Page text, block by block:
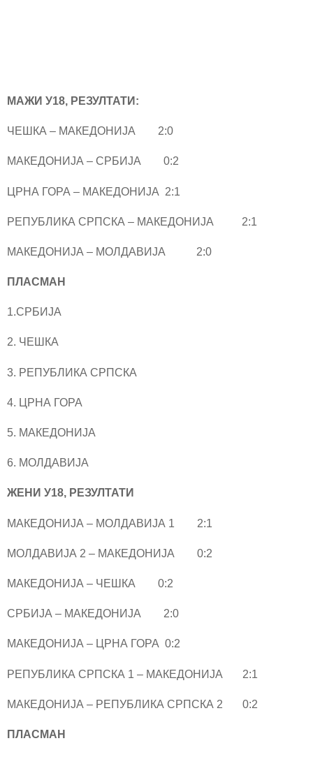
МАЖИ У18, РЕЗУЛТАТИ:
ЧЕШКА – МАКЕДОНИЈА 2:0
МАКЕДОНИЈА – СРБИЈА 0:2
ЦРНА ГОРА – МАКЕДОНИЈА 2:1
РЕПУБЛИКА СРПСКА – МАКЕДОНИЈА 2:1
МАКЕДОНИЈА – МОЛДАВИЈА 2:0
ПЛАСМАН
1.СРБИЈА
2. ЧЕШКА
3. РЕПУБЛИКА СРПСКА
4. ЦРНА ГОРА
5. МАКЕДОНИЈА
6. МОЛДАВИЈА
ЖЕНИ У18, РЕЗУЛТАТИ
МАКЕДОНИЈА – МОЛДАВИЈА 1 2:1
МОЛДАВИЈА 2 – МАКЕДОНИЈА 0:2
МАКЕДОНИЈА – ЧЕШКА 0:2
СРБИЈА – МАКЕДОНИЈА 2:0
МАКЕДОНИЈА – ЦРНА ГОРА 0:2
РЕПУБЛИКА СРПСКА 1 – МАКЕДОНИЈА 2:1
МАКЕДОНИЈА – РЕПУБЛИКА СРПСКА 2 0:2
ПЛАСМАН